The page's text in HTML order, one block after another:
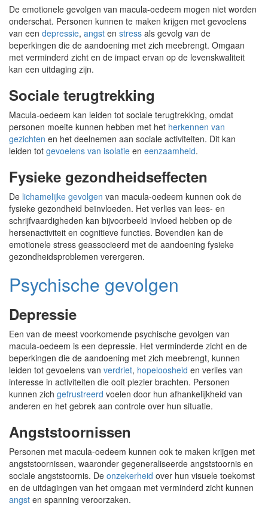
De emotionele gevolgen van macula-oedeem mogen niet worden
onderschat. Personen kunnen te maken krijgen met gevoelens
van een depressie, angst en stress als gevolg van de
beperkingen die de aandoening met zich meebrengt. Omgaan
met verminderd zicht en de impact ervan op de levenskwaliteit
kan een uitdaging zijn.
Sociale terugtrekking
Macula-oedeem kan leiden tot sociale terugtrekking, omdat
personen moeite kunnen hebben met het herkennen van
gezichten en het deelnemen aan sociale activiteiten. Dit kan
leiden tot gevoelens van isolatie en eenzaamheid.
Fysieke gezondheidseffecten
De lichamelijke gevolgen van macula-oedeem kunnen ook de
fysieke gezondheid beïnvloeden. Het verlies van lees- en
schrijfvaardigheden kan bijvoorbeeld invloed hebben op de
hersenactiviteit en cognitieve functies. Bovendien kan de
emotionele stress geassocieerd met de aandoening fysieke
gezondheidsproblemen verergeren.
Psychische gevolgen
Depressie
Een van de meest voorkomende psychische gevolgen van
macula-oedeem is een depressie. Het verminderde zicht en de
beperkingen die de aandoening met zich meebrengt, kunnen
leiden tot gevoelens van verdriet, hopeloosheid en verlies van
interesse in activiteiten die ooit plezier brachten. Personen
kunnen zich gefrustreerd voelen door hun afhankelijkheid van
anderen en het gebrek aan controle over hun situatie.
Angststoornissen
Personen met macula-oedeem kunnen ook te maken krijgen met
angststoornissen, waaronder gegeneraliseerde angststoornis en
sociale angststoornis. De onzekerheid over hun visuele toekomst
en de uitdagingen van het omgaan met verminderd zicht kunnen
angst en spanning veroorzaken.